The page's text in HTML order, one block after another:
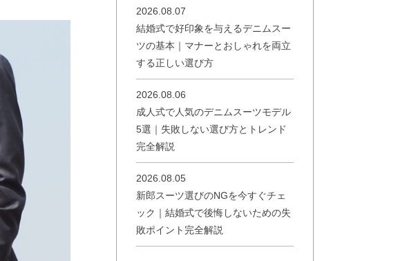
2026.08.07
結婚式で好印象を与えるデニムスー
ツの基本｜マナーとおしゃれを両立
する正しい選び方
2026.08.06
成人式で人気のデニムスーツモデル
5選｜失敗しない選び方とトレンド
完全解説
2026.08.05
新郎スーツ選びのNGを今すぐチェ
ック｜結婚式で後悔しないための失
敗ポイント完全解説